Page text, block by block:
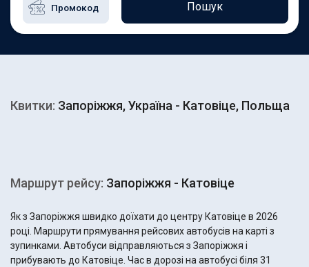
Пошук
Квитки: Запоріжжя, Україна - Катовіце, Польща
Маршрут рейсу: Запоріжжя - Катовіце
Як з Запоріжжя швидко доїхати до центру Катовіце в 2026
році. Маршрути прямування рейсових автобусів на карті з
зупинками. Автобуси відправляються з Запоріжжя і
прибувають до Катовіце. Час в дорозі на автобусі біля 31